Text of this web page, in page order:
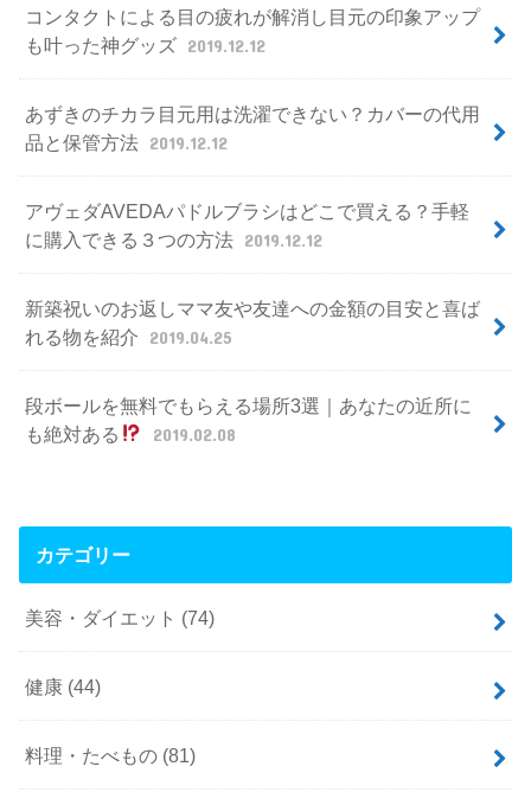
コンタクトによる目の疲れが解消し目元の印象アップ
も叶った神グッズ 2019.12.12
あずきのチカラ目元用は洗濯できない？カバーの代用
品と保管方法 2019.12.12
アヴェダAVEDAパドルブラシはどこで買える？手軽
に購入できる３つの方法 2019.12.12
新築祝いのお返しママ友や友達への金額の目安と喜ば
れる物を紹介
2019.04.25
段ボールを無料でもらえる場所3選｜あなたの近所に
も絶対ある
2019.02.08
カテゴリー
美容・ダイエット (74)
健康 (44)
料理・たべもの (81)